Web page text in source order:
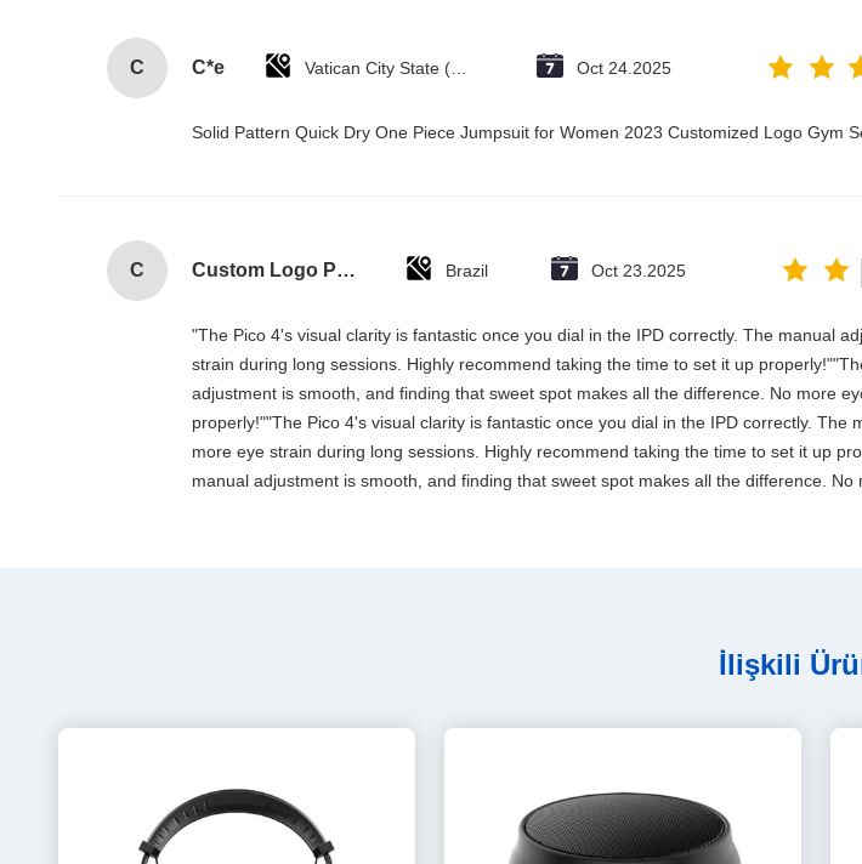
C C*e Oct 24.2025
Solid Pattern Quick Dry One Piece Jumpsuit for Women 2023 Customized Logo Gym
C Custom Logo Paper Cardboard Packing Folding White / Black / Rose Gold Luxury Magnetic Gift Box with Ribbon Closure Brazil Oct 23.2025
"The Pico 4's visual clarity is fantastic once you dial in the IPD correctly. The manual
strain during long sessions. Highly recommend taking the time to set it up
adjustment is smooth, and finding that sweet spot makes all the difference. No more
properly!""The Pico 4's visual clarity is fantastic once you dial in the IPD correctly.
more eye strain during long sessions. Highly recommend taking the time to set it up
manual adjustment is smooth, and finding that sweet spot makes all the difference.
İlişkili